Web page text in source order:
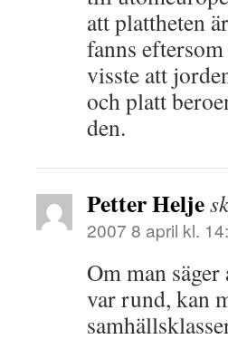
att plattheten
fanns
visste att
och platt
den.
Petter Helje
2007 8 april kl.
Om man
var rund, kan